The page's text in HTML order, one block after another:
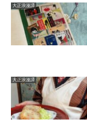
大正浪漫譚
大正浪漫譚